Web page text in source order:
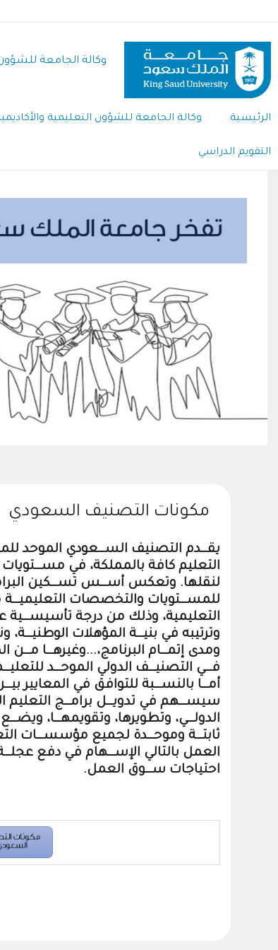
المحتوى
الرئيسي
وكالة الجامعة للشؤون
الرئيسية وكالة الجامعة للشؤون التعليمية
التقويم الدراسي
مكونات التصنيف السعودي
يقـــدم التصنيف الســـعودي الموحد
التعليم كافة بالمملكة، في مســـتويات
لنقلها. وتعكس أســـس تســـكين
للمســـتويات والتخصصات التعليميـــة
التعليمية، وذلك من درجة تأسيســـية
وترتيبه في بنيـــة المؤهلات الوطنيـــة،
ومدى إتمـــام البرنامج،...وغيرهـــا
فـــي التصنيـــف الدولي الموحـــد
أمـــا بالنســـبة للتوافق في المعايير
سيســـهم في تدويـــل برامـــج التعليم
الدولـــي، وتطويرها، وتقويمهـــا،
ثابتـــة وموحـــدة لجميع مؤسســـات
العمل بالتالي الإســـهام في دفع عجلـــة
احتياجات ســـوق العمل.